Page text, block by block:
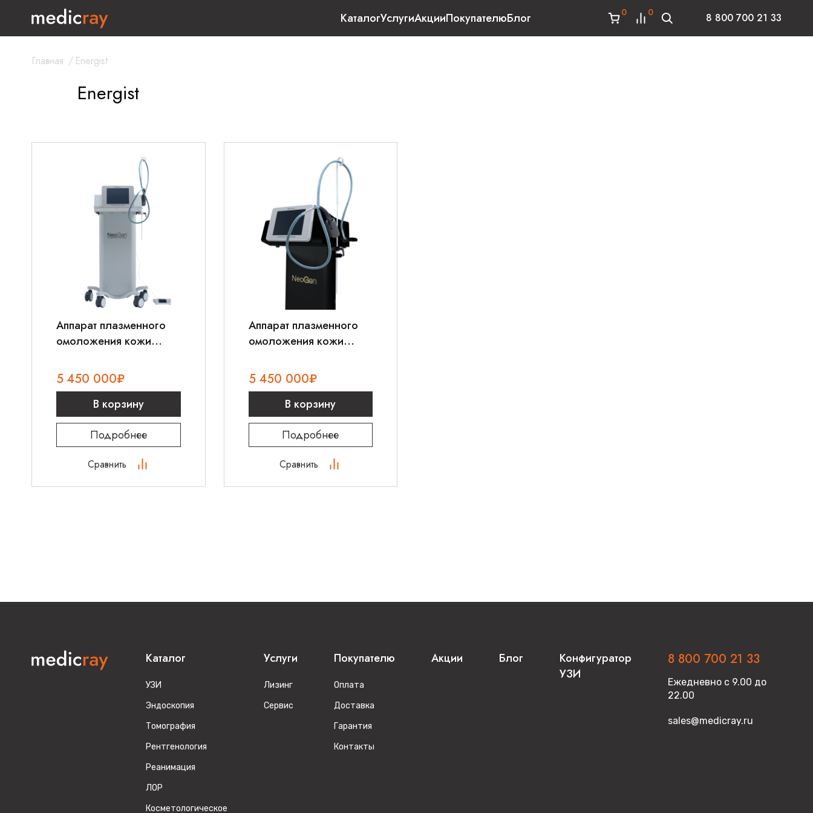
КаталогУслугиАкцииПокупателюБлог 0 0 8 800 700 21 33
Главная / Energist
Energist
Аппарат плазменного
омоложения кожи
5 450 000₽
В корзину
Подробнее
Сравнить
Аппарат плазменного
омоложения кожи
5 450 000₽
В корзину
Подробнее
Сравнить
Каталог
УЗИ
Эндоскопия
Томография
Рентгенология
Реанимация
ЛОР
Косметологическое
Услуги
Лизинг
Сервис
Покупателю
Оплата
Доставка
Гарантия
Контакты
Акции Блог
Конфигуратор
УЗИ
8 800 700 21 33
Ежедневно с 9.00 до
22.00
sales@medicray.ru